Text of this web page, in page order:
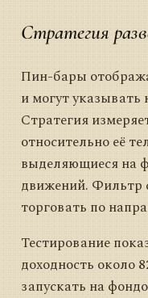
Стратегия
Пин-бары
и могут указывать
Стратегия
относительно её
выделяющиеся на
движений. Фильтр
торговать по
Тестирование
доходность около
запускать на